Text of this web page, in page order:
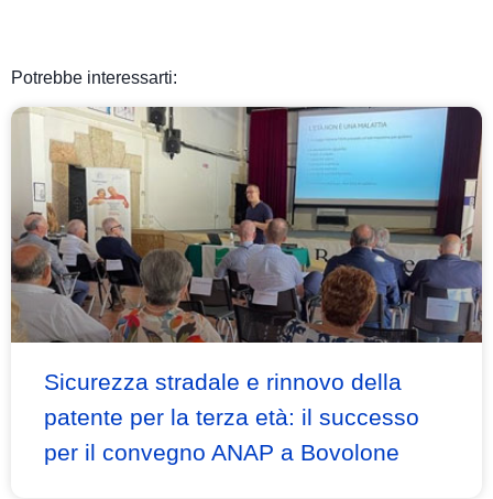
Potrebbe interessarti:
Sicurezza stradale e rinnovo della
patente per la terza età: il successo
per il convegno ANAP a Bovolone